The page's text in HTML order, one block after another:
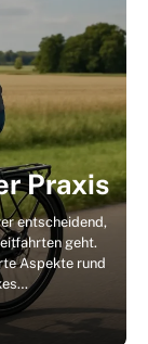
Praxis
entscheidend,
geht.
Aspekte rund